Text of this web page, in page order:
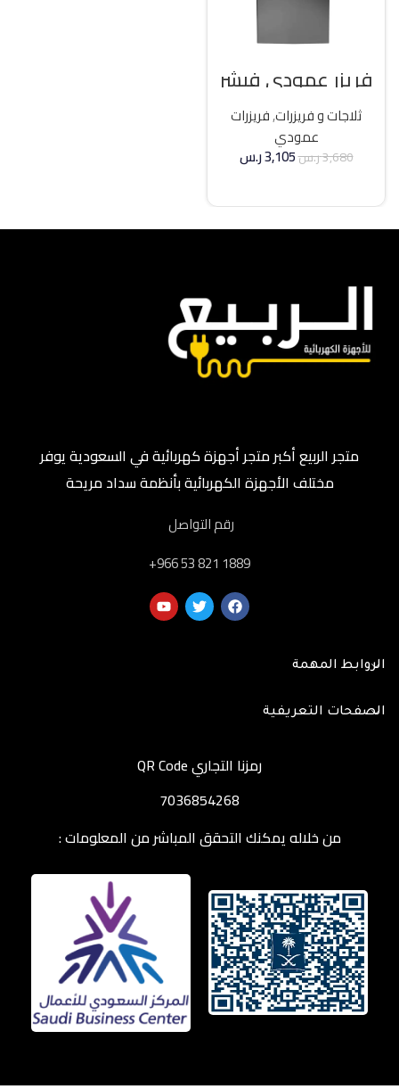
فريزر عمودي فيشر
21 قدم انفرتر – فضي
ثلاجات و فريزرات,فريزرات
عمودي
3,680ر.س3,105ر.س
متجر الربيع أكبر متجر أجهزة كهربائية في السعودية يوفر
مختلف الأجهزة الكهربائية بأنظمة سداد مريحة
رقم التواصل
‎+966 53 821 1889
الروابط المهمة
الصفحات التعريفية
رمزنا التجاري QR Code
7036854268
من خلاله يمكنك التحقق المباشر من المعلومات :